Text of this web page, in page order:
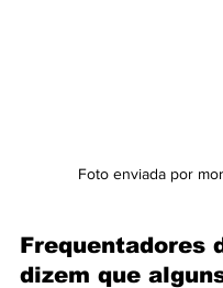
Foto enviada por
Frequentadores
dizem que